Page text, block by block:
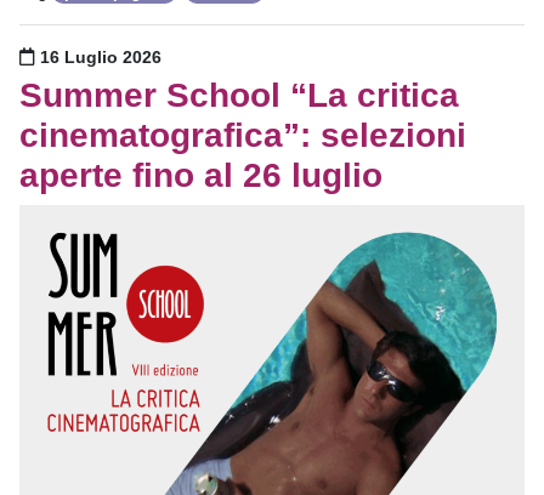
Pubblicato il
16 Luglio 2026
Summer School “La critica
cinematografica”: selezioni
aperte fino al 26 luglio